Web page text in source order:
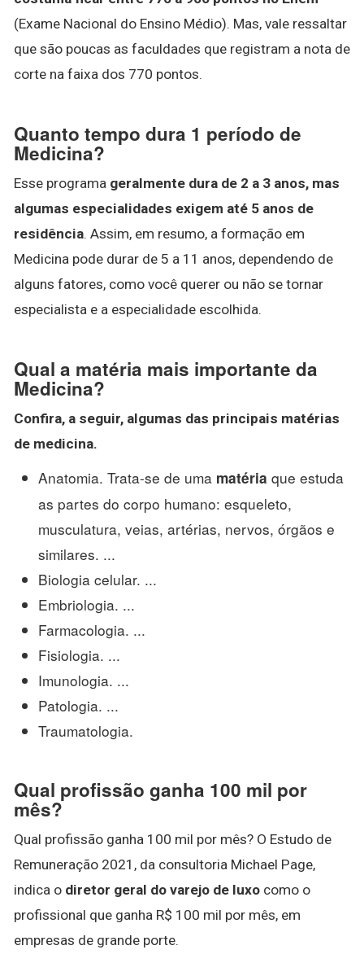
(Exame Nacional do Ensino Médio). Mas, vale ressaltar
que são poucas as faculdades que registram a nota de
corte na faixa dos 770 pontos.
Quanto tempo dura 1 período de
Medicina?
Esse programa geralmente dura de 2 a 3 anos, mas
algumas especialidades exigem até 5 anos de
residência. Assim, em resumo, a formação em
Medicina pode durar de 5 a 11 anos, dependendo de
alguns fatores, como você querer ou não se tornar
especialista e a especialidade escolhida.
Qual a matéria mais importante da
Medicina?
Confira, a seguir, algumas das principais matérias
de medicina.
Anatomia. Trata-se de uma matéria que estuda
as partes do corpo humano: esqueleto,
musculatura, veias, artérias, nervos, órgãos e
similares. ...
Biologia celular. ...
Embriologia. ...
Farmacologia. ...
Fisiologia. ...
Imunologia. ...
Patologia. ...
Traumatologia.
Qual profissão ganha 100 mil por
mês?
Qual profissão ganha 100 mil por mês? O Estudo de
Remuneração 2021, da consultoria Michael Page,
indica o diretor geral do varejo de luxo como o
profissional que ganha R$ 100 mil por mês, em
empresas de grande porte.